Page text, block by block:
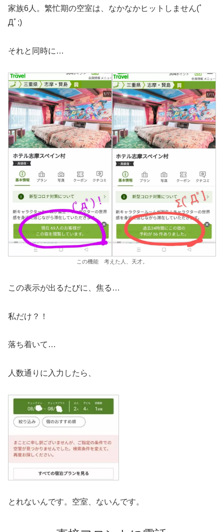
家族6人。繁忙期の空室は、なかなかヒットしません(ﾟ
Дﾟ;)
それと同時に…
この機能 考えた人、天才。
この表示が出るたびに、焦る…
私だけ？！
落ち着いて…
人数通りに入力したら、
とれないんです。空室、ないんです。